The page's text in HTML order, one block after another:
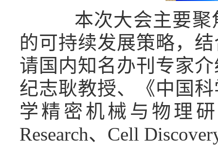
本次大会主要聚
的可持续发展策略，
请国内知名办刊专家
纪志耿教授、《中国
学精密机械与物理
Research、 Cell